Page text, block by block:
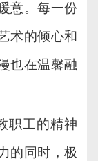
意。每一份
术的倾心和
也在温馨融
职工的精神
的同时，极